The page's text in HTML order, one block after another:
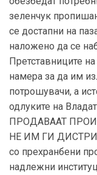
зеленчук
се достапни на
наложено да се
Претставниците
намера за да им
потрошувачи, а
одлуките на
ПРОДАВААТ
НЕ ИМ ГИ
со прехранбени
надлежни